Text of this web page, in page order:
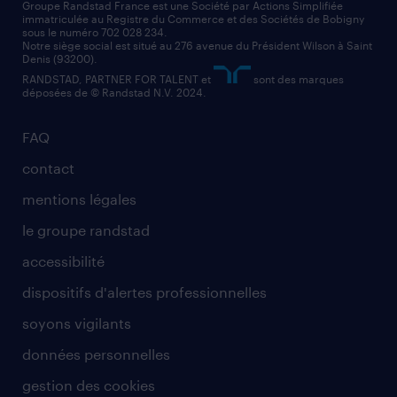
assistant administratif
comptable
FAQ
contact
mentions légales
le groupe randstad
accessibilité
dispositifs d'alertes professionnelles
soyons vigilants
données personnelles
gestion des cookies
Groupe Randstad France est une Société par Actions Simplifiée
immatriculée au Registre du Commerce et des Sociétés de Bobigny
sous le numéro 702 028 234.
Notre siège social est situé au 276 avenue du Président Wilson à Saint
Denis (93200).
RANDSTAD, PARTNER FOR TALENT et
sont des marques
déposées de © Randstad N.V. 2024.